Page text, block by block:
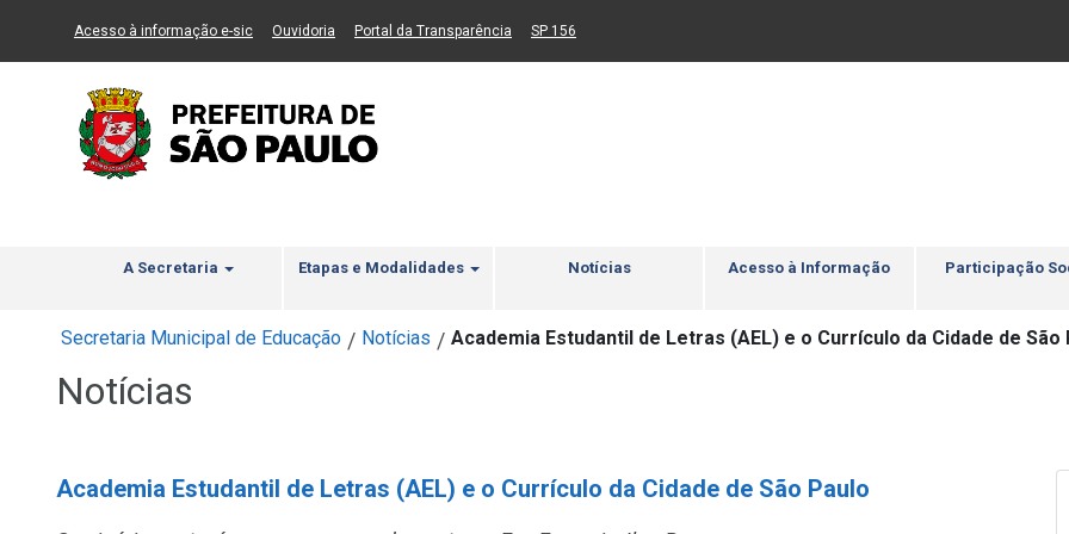
Ir ao Conteúdo Ir para menu principal 2 Ir para busca Ir para rodapé
Acesso à informação e-sic(Link para um novo sítio)
Ouvidoria (Link para um novo sítio)
Portal da Transparência (Link para um novo sítio)
SP 156
A Secretaria Etapas e Modalidades Notícias Acesso à Informação Participação
Secretaria Municipal de Educação / Notícias / Academia Estudantil de Letras (AEL) e o Currículo da Cidade de São
Notícias
Academia Estudantil de Letras (AEL) e o Currículo da Cidade de São Paulo